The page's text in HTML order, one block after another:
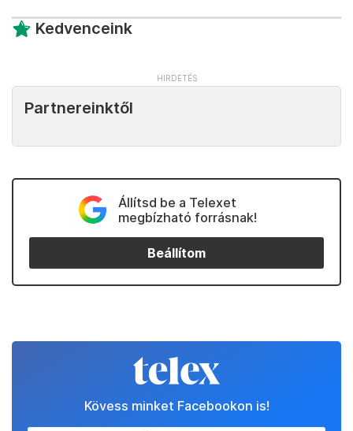
Kedvenceink
Partnereinktől
Állítsd be a Telexet
megbízható forrásnak!
Beállítom
Kövess minket Facebookon is!